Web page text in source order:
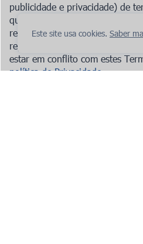
Este site usa cookies. Saber
publicidade e privacidade) de
qualquer material que possa
responsabilidade civil ou
regulamentos aplicáveis ou
estar em conflito com estes
política de Privacidade.